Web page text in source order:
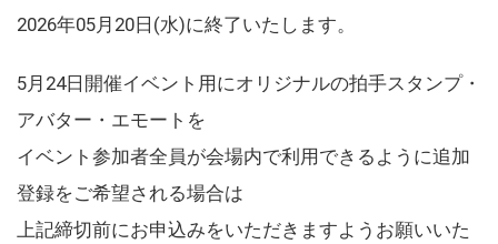
2026年05月20日(水)に終了いたします。
5月24日開催イベント用にオリジナルの拍手スタンプ・
アバター・エモートを
イベント参加者全員が会場内で利用できるように追加
登録をご希望される場合は
上記締切前にお申込みをいただきますようお願いいた